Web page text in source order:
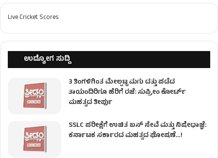
Live Cricket Scores
ಉದ್ಯೋಗ ಸುದ್ದಿ
3 ತಿಂಗಳಿಗಿಂತ ಮೇಲ್ಪಟ್ಟ ಮಗು ದತ್ತು ಪಡೆದ
ತಾಯಂದಿರಿಗೂ ಹೆರಿಗೆ ರಜೆ: ಸುಪ್ರೀಂ ಕೋರ್ಟ್
ಮಹತ್ವದ ತೀರ್ಪು
SSLC ಪರೀಕ್ಷೆಗೆ ಉಚಿತ ಬಸ್ ಸೇವೆ ಮತ್ತು ನಿಷೇಧಾಜ್ಞೆ:
ಕರ್ನಾಟಕ ಸರ್ಕಾರದ ಮಹತ್ವದ ಘೋಷಣೆ…!